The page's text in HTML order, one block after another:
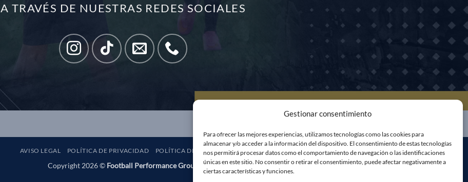
Gestionar consentimiento
Para ofrecer las mejores experiencias, utilizamos tecnologías como las cookies para
almacenar y/o acceder a la información del dispositivo. El consentimiento de estas tecnologías
nos permitirá procesar datos como el comportamiento de navegación o las identificaciones
únicas en este sitio. No consentir o retirar el consentimiento, puede afectar negativamente a
ciertas características y funciones.
A TRAVÉS DE NUESTRAS REDES SOCIALES
AVISO LEGAL POLÍTICA DE PRIVACIDAD POLÍTICA DE COOKIES
Copyright 2026 © Football Performance Group